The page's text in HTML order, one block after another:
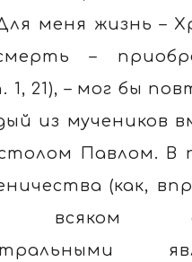
меня жизнь –
–
1, 21), – мог бы
из мучеников
Павлом. В
(как,
всяком